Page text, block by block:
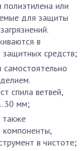
полиэтилена или
для защиты
в
средств;
самостоятельно
спила ветвей,
мм;
также
в чистоте;